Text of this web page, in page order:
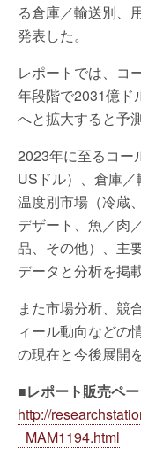
る倉庫／輸送別、
発表した。
レポートでは、コ
年段階で2031億ド
へと拡大すると予測
2023年に至るコー
USドル）、倉庫／
温度別市場（冷蔵
デザート、魚／肉
品、その他）、主
データと分析を掲
また市場分析、競
ィール動向などの
の現在と今後展開
■レポート販売ペ
http://
_MAM1194.html